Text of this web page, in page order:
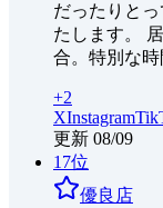
だったりと
たします。
合。特別な時
+2
XInstagram
更新 08/09
17位
優良店